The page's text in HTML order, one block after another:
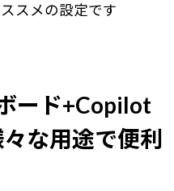
スメの設定です
ード+Copilot
な用途で便利